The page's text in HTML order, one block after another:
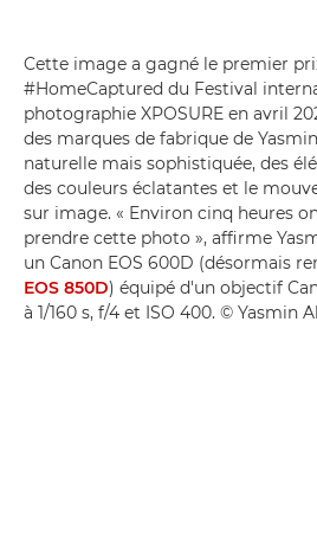
Cette image a gagné le premier
#HomeCaptured du Festival
photographie XPOSURE en avril
des marques de fabrique de
naturelle mais sophistiquée, des
des couleurs éclatantes et le
sur image. « Environ cinq heures
prendre cette photo », affirme
un Canon EOS 600D (désormais
EOS 850D) équipé d'un objectif
à 1/160 s, f/4 et ISO 400. © Yasmin